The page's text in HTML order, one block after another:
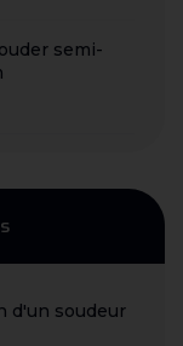
semi-
d'un soudeur